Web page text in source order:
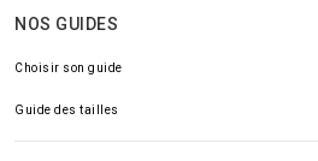
NOS GUIDES
Choisir son guide
Guide des tailles